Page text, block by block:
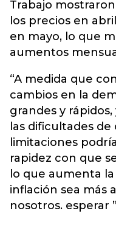
Trabajo
los precios en
en mayo, lo que
aumentos
“A medida que
cambios en la
grandes y
las dificultades
limitaciones
rapidez con que
lo que aumenta
inflación sea más
nosotros. esperar